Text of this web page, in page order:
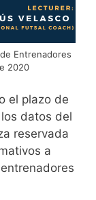
Entrenadores
2020
el plazo de
datos del
reservada
a